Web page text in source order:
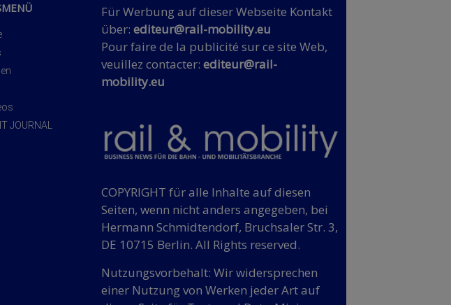
JOURNAL
Für Werbung auf dieser Webseite Kontakt
über: editeur@rail-mobility.eu
Pour faire de la publicité sur ce site Web,
veuillez contacter: editeur@rail-
mobility.eu
COPYRIGHT für alle Inhalte auf diesen
Seiten, wenn nicht anders angegeben, bei
Hermann Schmidtendorf, Bruchsaler Str. 3,
DE 10715 Berlin. All Rights reserved.
Nutzungsvorbehalt: Wir widersprechen
einer Nutzung von Werken jeder Art auf